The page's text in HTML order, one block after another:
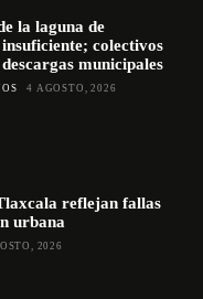
la laguna de
colectivos
municipales
4 AGOSTO, 2026
reflejan fallas
urbana
2026